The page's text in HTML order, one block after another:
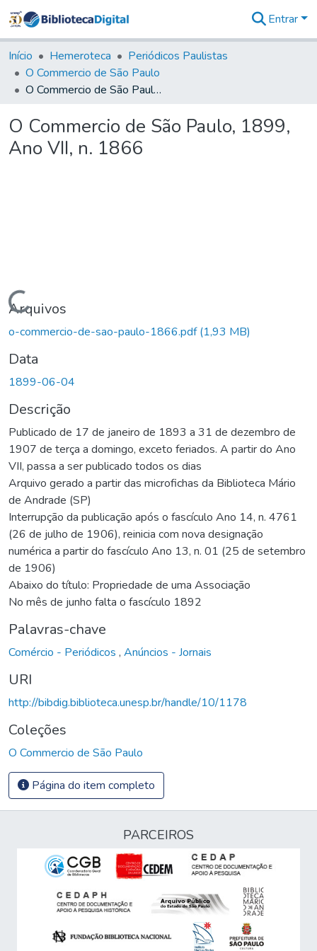
&
Coleções
Tudo na
Biblioteca
Estatísticas
Entrar
Início Hemeroteca
Periódicos Paulistas
O Commercio de São Paulo
O Commercio de São Paulo, 1899, Ano VII, n. 1866
O Commercio de São Paulo, 1899,
Ano VII, n. 1866
Carregando...
Arquivos
o-commercio-de-sao-paulo-1866.pdf(1,93 MB)
Data
1899-06-04
Descrição
Publicado de 17 de janeiro de 1893 a 31 de dezembro de
1907 de terça a domingo, exceto feriados. A partir do Ano
VII, passa a ser publicado todos os dias
Arquivo gerado a partir das microfichas da Biblioteca Mário
de Andrade (SP)
Interrupção da publicação após o fascículo Ano 14, n. 4761
(26 de julho de 1906), reinicia com nova designação
numérica a partir do fascículo Ano 13, n. 01 (25 de setembro
de 1906)
Abaixo do título: Propriedade de uma Associação
No mês de junho falta o fascículo 1892
Palavras-chave
Comércio - Periódicos , Anúncios - Jornais
URI
http://bibdig.biblioteca.unesp.br/handle/10/1178
Coleções
O Commercio de São Paulo
Página do item completo
PARCEIROS